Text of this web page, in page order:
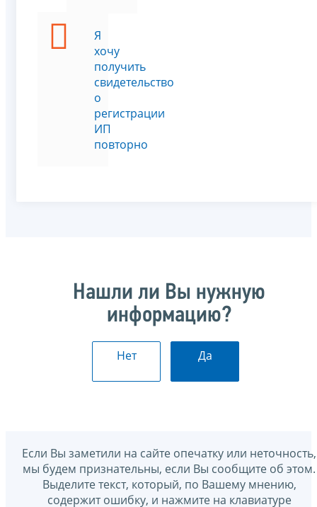
Я
хочу
получить
свидетельство
о
регистрации
ИП
повторно
Нашли ли Вы нужную
информацию?
Нет Да
Если Вы заметили на сайте опечатку или неточность,
мы будем признательны, если Вы сообщите об этом.
Выделите текст, который, по Вашему мнению,
содержит ошибку, и нажмите на клавиатуре